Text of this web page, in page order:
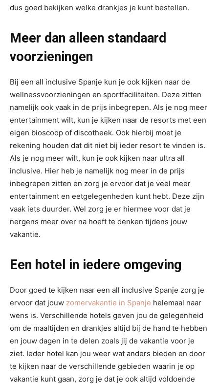
dus goed bekijken welke drankjes je kunt bestellen.
Meer dan alleen standaard
voorzieningen
Bij een all inclusive Spanje kun je ook kijken naar de
wellnessvoorzieningen en sportfaciliteiten. Deze zitten
namelijk ook vaak in de prijs inbegrepen. Als je nog meer
entertainment wilt, kun je kijken naar de resorts met een
eigen bioscoop of discotheek. Ook hierbij moet je
rekening houden dat dit niet bij ieder resort te vinden is.
Als je nog meer wilt, kun je ook kijken naar ultra all
inclusive. Hier heb je namelijk nog meer in de prijs
inbegrepen zitten en zorg je ervoor dat je veel meer
entertainment en eetgelegenheden kunt hebt. Deze zijn
vaak iets duurder. Wel zorg je er hiermee voor dat je
nergens meer over na hoeft te denken tijdens jouw
vakantie.
Een hotel in iedere omgeving
Door goed te kijken naar een all inclusive Spanje zorg je
ervoor dat jouw zomervakantie in Spanje helemaal naar
wens is. Verschillende hotels geven jou de gelegenheid
om de maaltijden en drankjes altijd bij de hand te hebben
en jouw dagen in te delen zoals jij de vakantie voor je
ziet. Ieder hotel kan jou weer wat anders bieden en door
te kijken naar de verschillende gebieden waarin je op
vakantie kunt gaan, zorg je dat je ook altijd voldoende